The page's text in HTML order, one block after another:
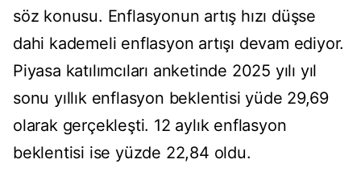
söz konusu. Enflasyonun artış hızı düşse
dahi kademeli enflasyon artışı devam ediyor.
Piyasa katılımcıları anketinde 2025 yılı yıl
sonu yıllık enflasyon beklentisi yüde 29,69
olarak gerçekleşti. 12 aylık enflasyon
beklentisi ise yüzde 22,84 oldu.